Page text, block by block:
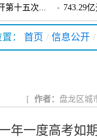
政策文件 法定主动公
第十五次... 743.29
戴惠明
暨十三届...
： 首页 / 信息公开 /
[ 作者： 盘龙区城
年一度高考如